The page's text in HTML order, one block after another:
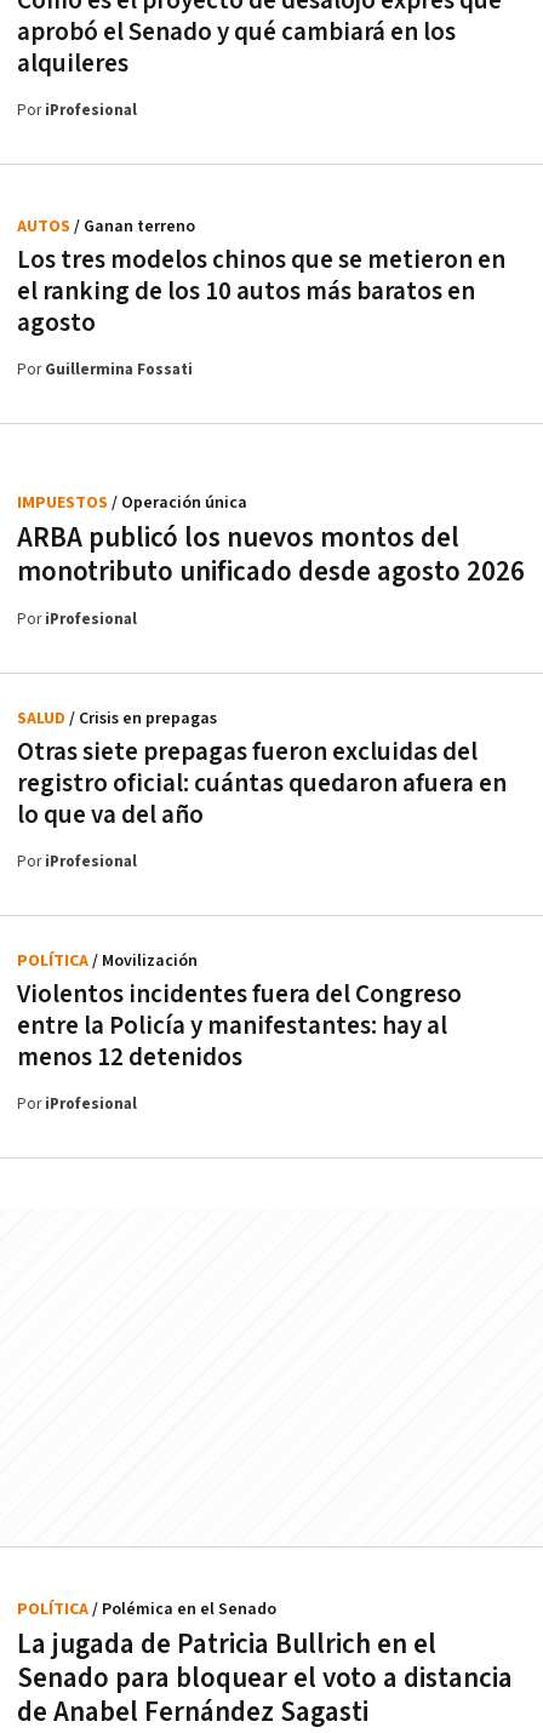
aprobó el Senado y qué cambiará en los
alquileres
PoriProfesional
Los tres modelos chinos que se metieron en
el ranking de los 10 autos más baratos en
agosto
AUTOS / Ganan terreno
PorGuillermina Fossati
ARBA publicó los nuevos montos del
monotributo unificado desde agosto 2026
IMPUESTOS / Operación única
PoriProfesional
Otras siete prepagas fueron excluidas del
registro oficial: cuántas quedaron afuera en
lo que va del año
SALUD / Crisis en prepagas
PoriProfesional
Violentos incidentes fuera del Congreso
entre la Policía y manifestantes: hay al
menos 12 detenidos
POLÍTICA/ Movilización
PoriProfesional
La jugada de Patricia Bullrich en el
Senado para bloquear el voto a distancia
de Anabel Fernández Sagasti
POLÍTICA/ Polémica en el Senado